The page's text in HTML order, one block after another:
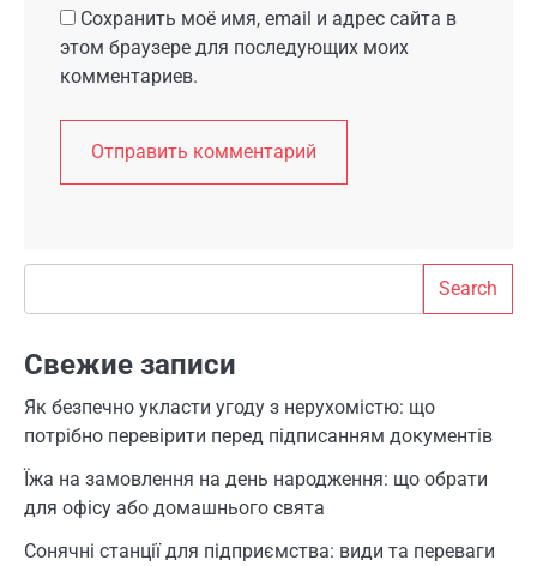
Сохранить моё имя, email и адрес сайта в
этом браузере для последующих моих
комментариев.
Search
Свежие записи
Як безпечно укласти угоду з нерухомістю: що
потрібно перевірити перед підписанням документів
Їжа на замовлення на день народження: що обрати
для офісу або домашнього свята
Сонячні станції для підприємства: види та переваги